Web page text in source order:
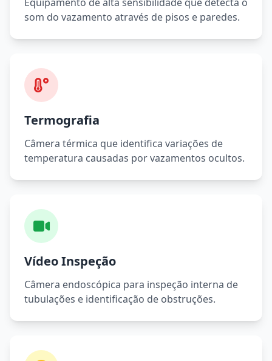
som do vazamento através de pisos e paredes.
Termografia
Câmera térmica que identifica variações de
temperatura causadas por vazamentos ocultos.
Vídeo Inspeção
Câmera endoscópica para inspeção interna de
tubulações e identificação de obstruções.